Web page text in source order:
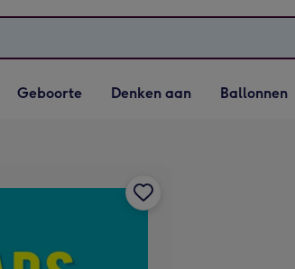
Vervolgkeuzelijst
Geboorte openen
Geboorte
Vervolgkeuzelijst
Denken aan openen
Denken aan
Vervolgkeuzelijst
Ballonnen openen
Ballonnen